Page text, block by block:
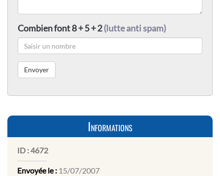
Combien font 8 + 5 + 2(lutte anti spam)
Informations
ID :4672
Envoyée le : 15/07/2007